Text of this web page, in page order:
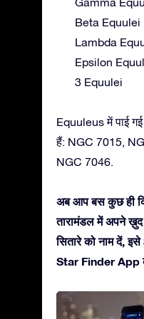
Beta Equulei
Lambda
Epsilon
3 Equulei
Equuleus में पाई
हैं: NGC 7015,
NGC 7046.
अब आप बस कुछ ही
तारामंडल में अपने
सितारे को नाम दें,
Star Finder App